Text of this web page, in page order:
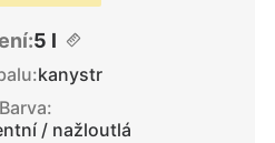
5 l
kanystr
Barva:
/ nažloutlá